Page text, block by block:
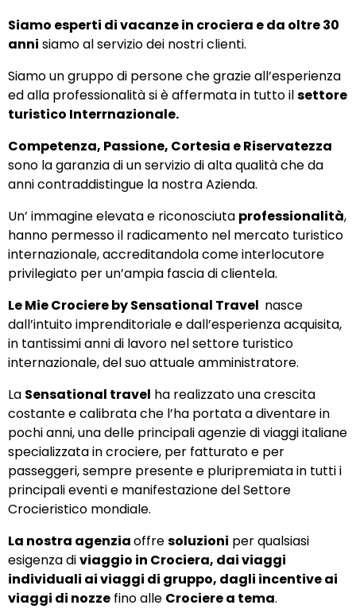
Siamo esperti di vacanze in crociera e da oltre 30
anni siamo al servizio dei nostri clienti.
Siamo un gruppo di persone che grazie all’esperienza
ed alla professionalità si è affermata in tutto ilsettore
turistico Interrnazionale.
Competenza, Passione, Cortesia e Riservatezza
sono la garanzia di un servizio di alta qualità che da
anni contraddistingue la nostra Azienda.
Un’ immagine elevata e riconosciuta professionalità,
hanno permesso il radicamento nel mercato turistico
internazionale, accreditandola come interlocutore
privilegiato per un’ampia fascia di clientela.
Le Mie Crociere by Sensational Travel nasce
dall’intuito imprenditoriale e dall’esperienza acquisita,
in tantissimi anni di lavoro nel settore turistico
internazionale, del suo attuale amministratore.
La Sensational travel ha realizzato una crescita
costante e calibrata che l’ha portata a diventare in
pochi anni, una delle principali agenzie di viaggi italiane
specializzata in crociere, per fatturato e per
passeggeri, sempre presente e pluripremiata in tutti i
principali eventi e manifestazione del Settore
Crocieristico mondiale.
La nostra agenziaoffresoluzioni per qualsiasi
esigenza diviaggio in Crociera, dai viaggi
individuali ai viaggi di gruppo, dagli incentive ai
viaggi di nozze fino alle Crociere a tema.